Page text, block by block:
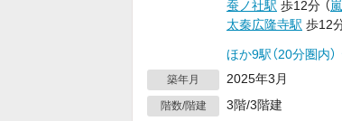
蚕ノ社駅 歩12分 （
太秦広隆寺駅 歩12
ほか9駅（20分圏内）
築年月 2025年3月
階数/階建 3階/3階建